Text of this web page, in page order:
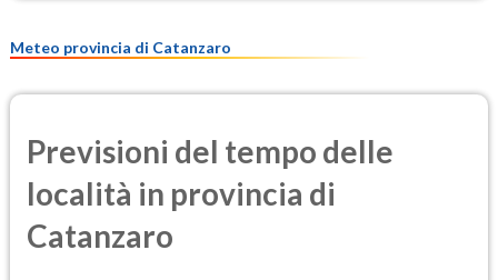
Meteo provincia di Catanzaro
Previsioni del tempo delle
località in provincia di
Catanzaro